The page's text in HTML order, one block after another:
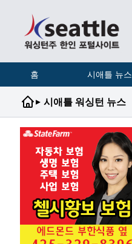
홈 시애틀 뉴스
▸ 시애틀 워싱턴 뉴스